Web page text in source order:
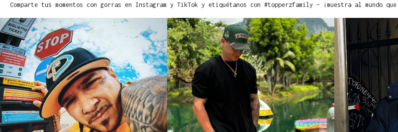
Comparte tus momentos con gorras en Instagram y TikTok y etiquétanos con #topperzfamily – ¡muestra al mundo